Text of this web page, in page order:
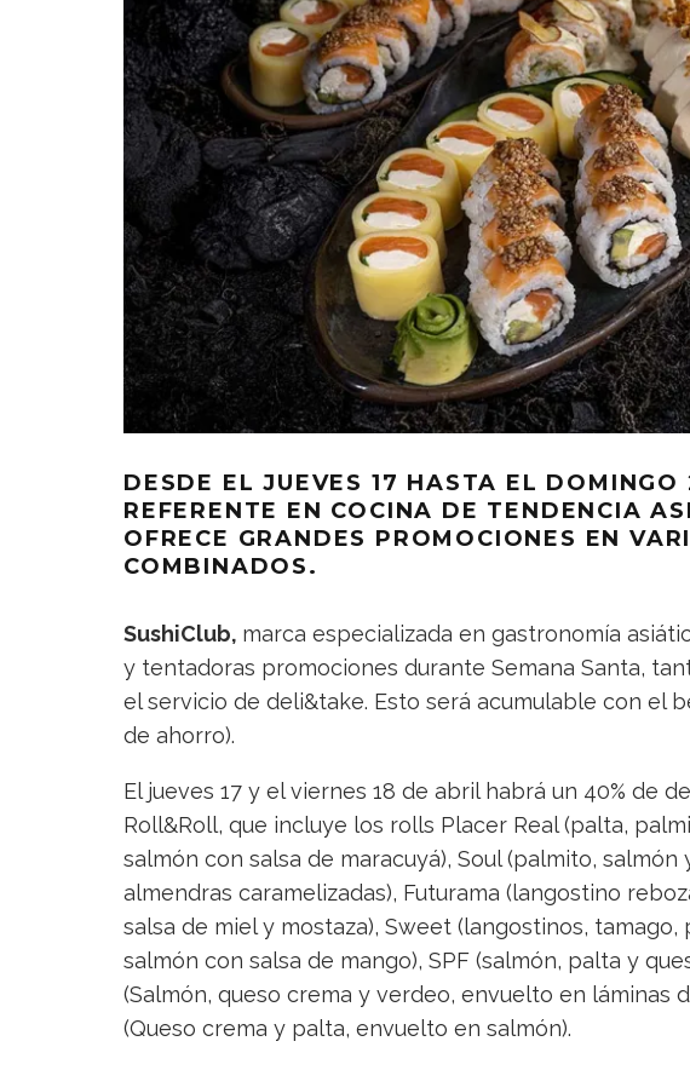
DESDE EL JUEVES 17 HASTA EL
REFERENTE EN COCINA DE TENDENCIA
OFRECE GRANDES PROMOCIONES EN
COMBINADOS.
SushiClub, marca especializada en gastronomía
y tentadoras promociones durante Semana Santa,
el servicio de deli&take. Esto será acumulable con el
de ahorro).
El jueves 17 y el viernes 18 de abril habrá un 40% de
Roll&Roll, que incluye los rolls Placer Real (palta,
salmón con salsa de maracuyá), Soul (palmito,
almendras caramelizadas), Futurama (langostino
salsa de miel y mostaza), Sweet (langostinos,
salmón con salsa de mango), SPF (salmón, palta y
(Salmón, queso crema y verdeo, envuelto en láminas
(Queso crema y palta, envuelto en salmón).